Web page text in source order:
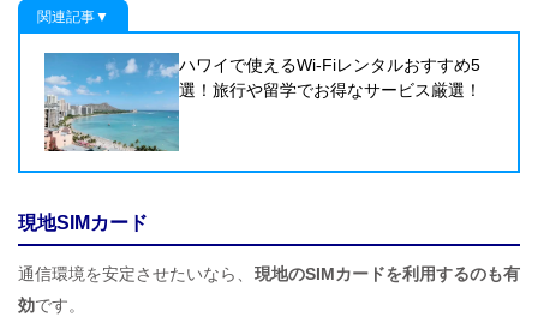
関連記事▼
ハワイで使えるWi-Fiレンタルおすすめ5
選！旅行や留学でお得なサービス厳選！
現地SIMカード
通信環境を安定させたいなら、 現地のSIMカードを利用するのも有
効です。